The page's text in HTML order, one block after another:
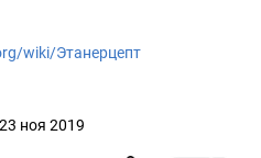
wiki/Этанерцепт
ноя 2019